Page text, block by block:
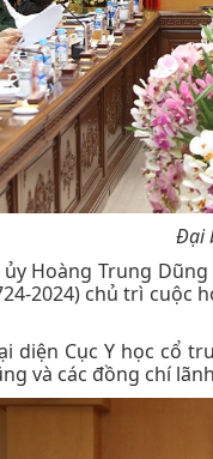
Đại
Hoàng Trung
2024) chủ trì
diện Cục Y học cổ
và các đồng chí